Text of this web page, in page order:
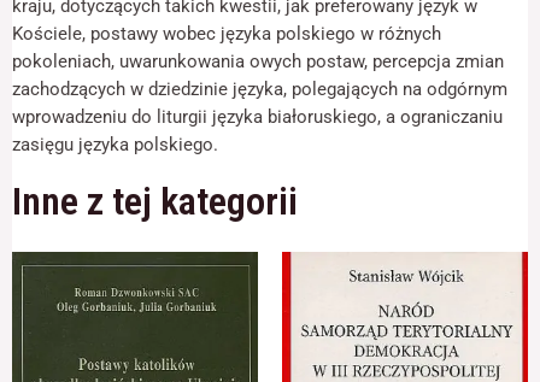
kraju, dotyczących takich kwestii, jak preferowany język w
Kościele, postawy wobec języka polskiego w różnych
pokoleniach, uwarunkowania owych postaw, percepcja zmian
zachodzących w dziedzinie języka, polegających na odgórnym
wprowadzeniu do liturgii języka białoruskiego, a ograniczaniu
zasięgu języka polskiego.
Inne z tej kategorii
spersonalizowanych
treści i ofert.